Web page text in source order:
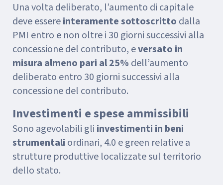
Una volta deliberato, l’aumento di capitale
deve essereinteramente sottoscritto dalla
PMI entro e non oltre i 30 giorni successivi alla
concessione del contributo, eversato in
misura almeno pari al 25% dell’aumento
deliberato entro 30 giorni successivi alla
concessione del contributo.
Investimenti e spese ammissibili
Sono agevolabili gli investimenti in beni
strumentali ordinari, 4.0 e green relative a
strutture produttive localizzate sul territorio
dello stato.